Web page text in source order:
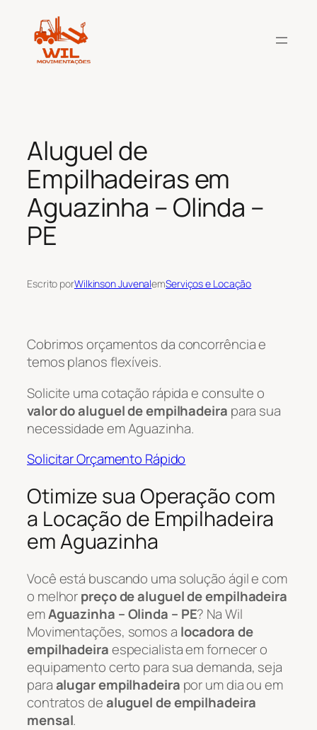
conteúdo
Aluguel de
Empilhadeiras em
Aguazinha – Olinda –
PE
Escrito porWilkinson JuvenalemServiços e Locação
Cobrimos orçamentos da concorrência e
temos planos flexíveis.
Solicite uma cotação rápida e consulte o
valor do aluguel de empilhadeira para sua
necessidade em Aguazinha.
Solicitar Orçamento Rápido
Otimize sua Operação com
a Locação de Empilhadeira
em Aguazinha
Você está buscando uma solução ágil e com
o melhorpreço de aluguel de empilhadeira
emAguazinha – Olinda – PE? Na Wil
Movimentações, somos a locadora de
empilhadeiraespecialista em fornecer o
equipamento certo para sua demanda, seja
paraalugar empilhadeira por um dia ou em
contratos dealuguel de empilhadeira
mensal.